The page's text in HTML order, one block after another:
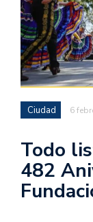
Ciudad 6
Todo
482